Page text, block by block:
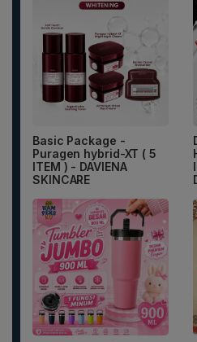
Basic Package -
Puragen hybrid-XT ( 5
ITEM ) - DAVIENA
SKINCARE